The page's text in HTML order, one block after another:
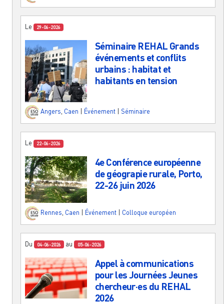
Le 29-06-2026
Séminaire REHAL Grands
événements et conflits
urbains : habitat et
habitants en tension
Angers, Caen Événement Séminaire
Le 22-06-2026
4e Conférence européenne
de géograpie rurale, Porto,
22-26 juin 2026
Rennes Caen Événement Colloque européen
Du 04-06-2026 au 05-06-2026
Appel à communications
pour les Journées Jeunes
chercheur·es du REHAL
2026